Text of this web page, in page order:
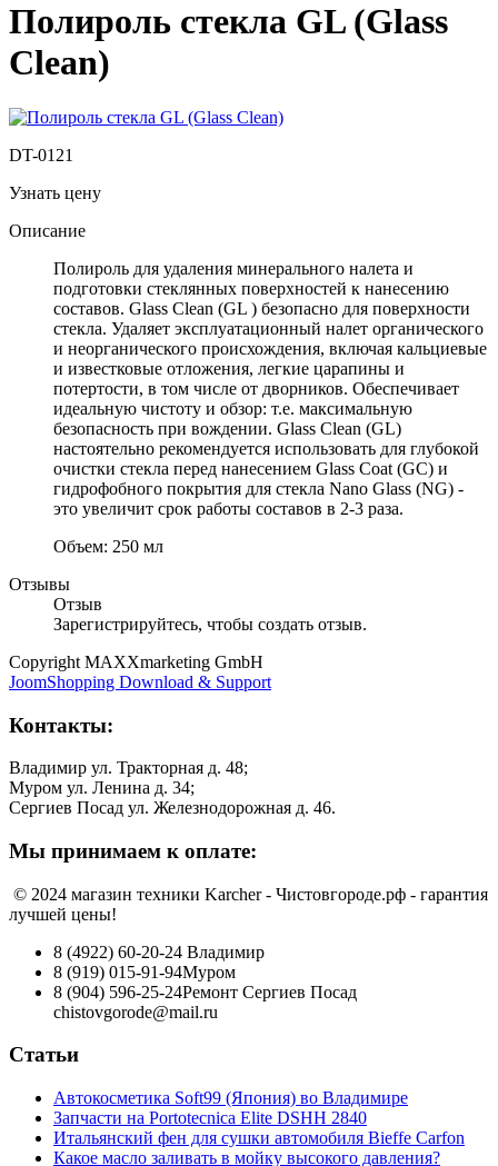
Полироль стекла GL (Glass
Clean)
DT-0121
Узнать цену
Описание
Полироль для удаления минерального налета и
подготовки стеклянных поверхностей к нанесению
составов. Glass Clean (GL ) безопасно для поверхности
стекла. Удаляет эксплуатационный налет органического
и неорганического происхождения, включая кальциевые
и известковые отложения, легкие царапины и
потертости, в том числе от дворников. Обеспечивает
идеальную чистоту и обзор: т.е. максимальную
безопасность при вождении. Glass Clean (GL)
настоятельно рекомендуется использовать для глубокой
очистки стекла перед нанесением Glass Coat (GC) и
гидрофобного покрытия для стекла Nano Glass (NG) -
это увеличит срок работы составов в 2-3 раза.
Объем: 250 мл
Отзывы
Отзыв
Зарегистрируйтесь, чтобы создать отзыв.
Copyright MAXXmarketing GmbH
JoomShopping Download & Support
Контакты:
Владимир ул. Тракторная д. 48;
Муром ул. Ленина д. 34;
Сергиев Посад ул. Железнодорожная д. 46.
Мы принимаем к оплате:
© 2024 магазин техники Karcher - Чистовгороде.рф - гарантия
лучшей цены!
8 (4922) 60-20-24 Владимир
8 (919) 015-91-94Муром
8 (904) 596-25-24Ремонт Сергиев Посад
chistovgorode@mail.ru
Статьи
Автокосметика Soft99 (Япония) во Владимире
Запчасти на Portotecnica Elite DSHH 2840
Итальянский фен для сушки автомобиля Bieffe Carfon
Какое масло заливать в мойку высокого давления?